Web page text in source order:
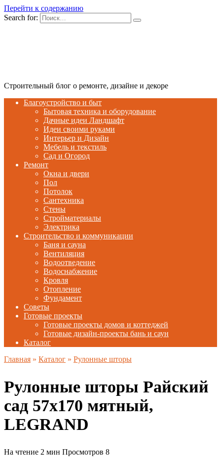
Перейти к содержанию
Search for:
Строительный блог о ремонте, дизайне и декоре
Благоустройство и быт
Бытовая техника и оборудование
Дачные идеи Ландшафт
Идеи своими руками
Интерьер и Дизайн
Мебель и текстиль
Сад и Огород
Ремонт
Окна и двери
Пол
Потолок
Сантехника
Стены
Стройматериалы
Электрика
Строительство и коммуникации
Баня и сауна
Вентиляция
Водоотведение
Водоснабжение
Кровля
Отопление
Фундамент
Советы
Готовые проекты
Готовые проекты домов и коттеджей
Готовые дизайн-проекты бань и саун
Каталог
Главная » Каталог » Рулонные шторы
Рулонные шторы Райский
сад 57х170 мятный,
LEGRAND
На чтение 2 мин Просмотров 8